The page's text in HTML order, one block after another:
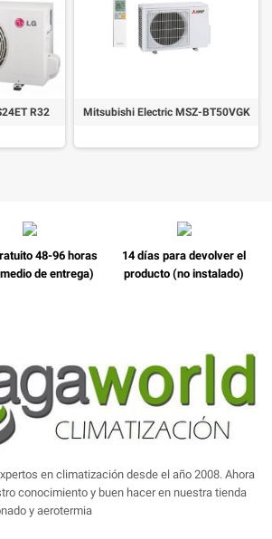
R32 Mitsubishi Electric MSZ-BT50VGK
48-96 horas
de entrega)
14 días para devolver el
producto (no instalado)
en climatización desde el año 2008. Ahora
conocimiento y buen hacer en nuestra tienda
y aerotermia